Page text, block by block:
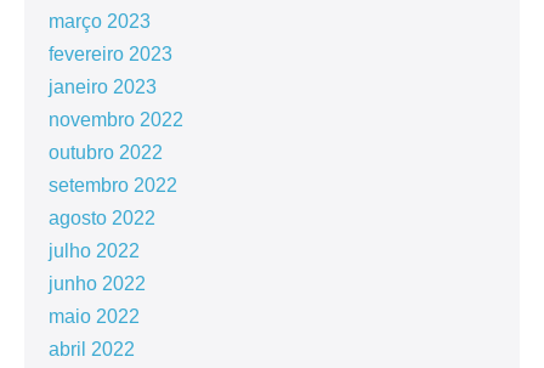
março 2023
fevereiro 2023
janeiro 2023
novembro 2022
outubro 2022
setembro 2022
agosto 2022
julho 2022
junho 2022
maio 2022
abril 2022